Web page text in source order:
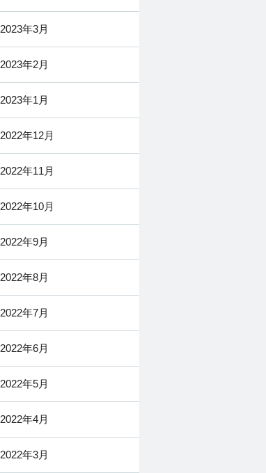
2023年3月
2023年2月
2023年1月
2022年12月
2022年11月
2022年10月
2022年9月
2022年8月
2022年7月
2022年6月
2022年5月
2022年4月
2022年3月